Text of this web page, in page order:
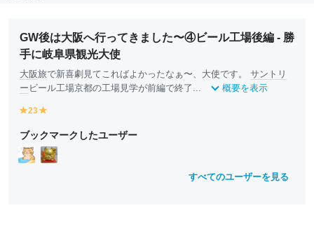
GW後は大阪へ行ってきました〜④ビール工場後編 - 勝
手に岐阜県観光大使
大阪旅で新喜劇見てこればよかったなぁ〜、大使です。 サントリ
ー ビール工場京都の工場見学が前編で終了... 概要を表示
y
ll
o
w
23
ll
o
w
ブックマークしたユーザー
すべてのユーザーを見る